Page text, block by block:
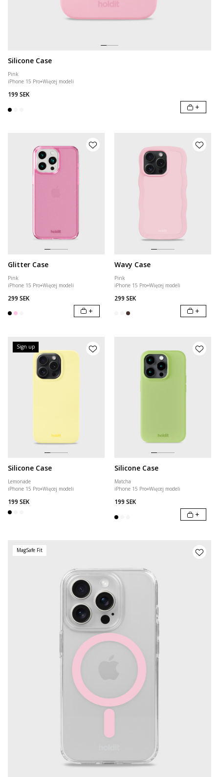
Silicone Case
Pink
iPhone 15 Pro+Więcej modeli
199 SEK
+
Glitter Case
Pink
iPhone 15 Pro+Więcej modeli
299 SEK
+
Wavy Case
Pink
iPhone 15 Pro+Więcej modeli
299 SEK
+
Sign up
Silicone Case
Lemonade
iPhone 15 Pro+Więcej modeli
199 SEK
Silicone Case
Matcha
iPhone 15 Pro+Więcej modeli
199 SEK
+
MagSafe Fit